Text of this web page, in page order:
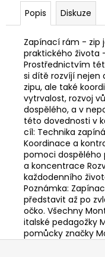
Popis Diskuze
Zapínací rám - zip
praktického života
Prostřednictvím
si dítě rozvíjí nejen
zipu, ale také
vytrvalost, rozvoj
dospělého, a v
této dovednosti v
cíl: Technika
Koordinace a
pomoci dospělého
a koncentrace
každodenního
Poznámka:
představit až po
očko. Všechny
italské pedagožky
pomůcky značky
Z